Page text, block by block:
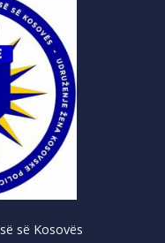
së Kosovës